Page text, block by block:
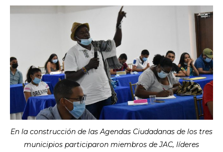
En la construcción de las Agendas Ciudadanas de los tres
municipios participaron miembros de JAC, líderes